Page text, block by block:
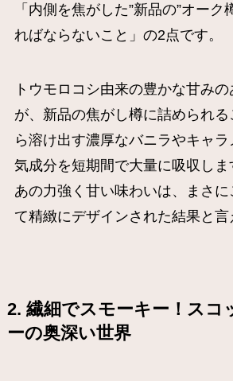
「内側を焦がした”新品の”オー
ればならないこと」の2点です。
トウモロコシ由来の豊かな甘み
が、新品の焦がし樽に詰められ
ら溶け出す濃厚なバニラやキャ
気成分を短期間で大量に吸収し
あの力強く甘い味わいは、まさ
て精緻にデザインされた結果と言
2. 繊細でスモーキー！スコ
ーの奥深い世界